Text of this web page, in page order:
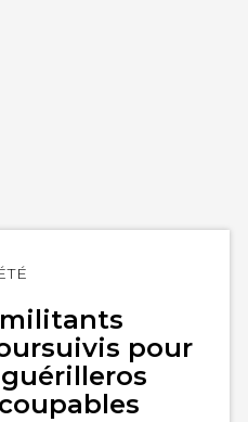
militants
pour